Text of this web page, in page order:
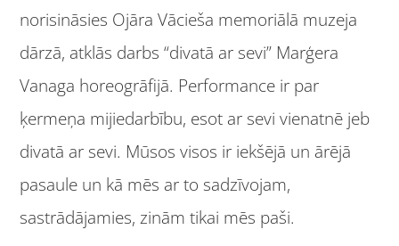
norisināsies Ojāra Vācieša memoriālā muzeja
dārzā, atklās darbs “divatā ar sevi” Marģera
Vanaga horeogrāfijā. Performance ir par
ķermeņa mijiedarbību, esot ar sevi vienatnē jeb
divatā ar sevi. Mūsos visos ir iekšējā un ārējā
pasaule un kā mēs ar to sadzīvojam,
sastrādājamies, zinām tikai mēs paši.